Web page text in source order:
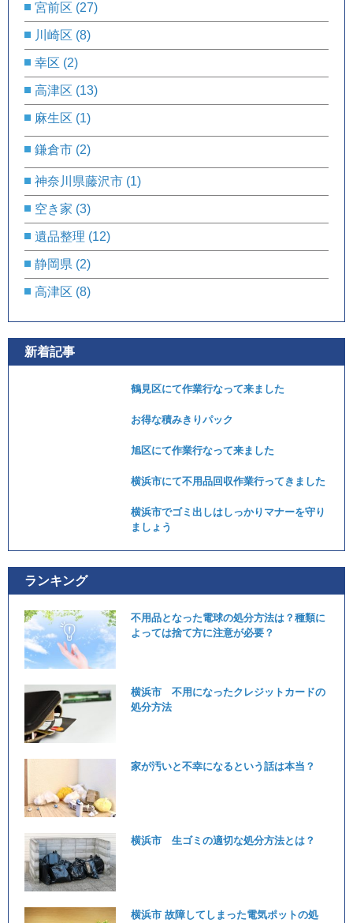
宮前区 (27)
川崎区 (8)
幸区 (2)
高津区 (13)
麻生区 (1)
鎌倉市 (2)
神奈川県藤沢市 (1)
空き家 (3)
遺品整理 (12)
静岡県 (2)
高津区 (8)
新着記事
鶴見区にて作業行なって来ました
お得な積みきりパック
旭区にて作業行なって来ました
横浜市にて不用品回収作業行ってきました
横浜市でゴミ出しはしっかりマナーを守り
ましょう
ランキング
不用品となった電球の処分方法は？種類に
よっては捨て方に注意が必要？
横浜市 不用になったクレジットカードの
処分方法
家が汚いと不幸になるという話は本当？
横浜市 生ゴミの適切な処分方法とは？
横浜市 故障してしまった電気ポットの処